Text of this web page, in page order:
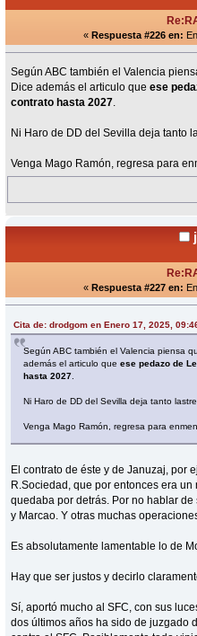
« Respuesta #226 en:
Según ABC también el Valencia
Dice además el articulo queese
contrato hasta 2027
Ni Haro de DD del Sevilla deja tanto
Venga Mago Ramón, regresa para
« Respuesta #227 en:
Cita de: drodgom en Enero 17, 2025,
Según ABC también el Valencia piensa
además el articulo queese pedazo de
hasta 2027
Ni Haro de DD del Sevilla deja tanto
Venga Mago Ramón, regresa para
El contrato de éste y de Januzaj, por
R.Sociedad, que por entonces era
quedaba por detrás. Por no hablar
y Marcao. Y otras muchas
Es absolutamente lamentable lo de
Hay que ser justos y decirlo
Sí, aportó mucho al SFC, con sus
dos últimos años ha sido de juzgado